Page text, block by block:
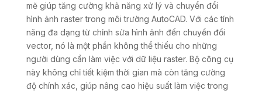
mẽ giúp tăng cường khả năng xử lý và chuyển đổi
hình ảnh raster trong môi trường AutoCAD. Với các tính
năng đa dạng từ chỉnh sửa hình ảnh đến chuyển đổi
vector, nó là một phần không thể thiếu cho những
người dùng cần làm việc với dữ liệu raster. Bộ công cụ
này không chỉ tiết kiệm thời gian mà còn tăng cường
độ chính xác, giúp nâng cao hiệu suất làm việc trong